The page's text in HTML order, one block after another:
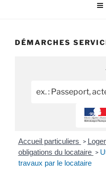
DÉMARCHES
Accueil particuliers >
obligations du locataire >
travaux par le locataire